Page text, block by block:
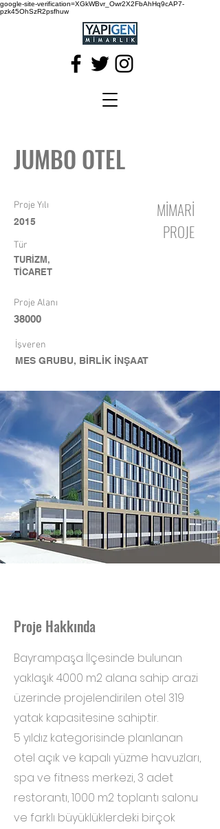
google-site-verification=XGkWBvr_Owr2X2FbAhHq9cAP7-
pzk45OhSzR2psfhuw
JUMBO OTEL
Proje Yılı
2015
Tür
TURİZM,
TİCARET
MİMARİ
PROJE
Proje Alanı
38000
İşveren
MES GRUBU, BİRLİK İNŞAAT
Proje Hakkında
Bayrampaşa İlçesinde bulunan
yaklaşık 4000 m2 alana sahip arazi
üzerinde projelendirilen otel 319
yatak kapasitesine sahiptir.
5 yıldız kategorisinde planlanan
otel açık ve kapalı yüzme havuzları,
spa ve fitness merkezi, 3 adet
restorantı, 1000 m2 toplantı salonu
ve farklı büyüklüklerdeki birçok